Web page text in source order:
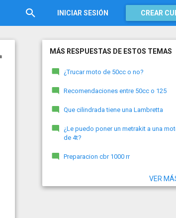
INICIAR SESIÓN CREAR
MÁS RESPUESTAS DE ESTOS TEMAS
¿Trucar moto de 50cc o no?
Recomendaciones entre 50cc o 125
Que cilindrada tiene una Lambretta
¿Le puedo poner un metrakit a una
de 4t?
Preparacion cbr 1000 rr
VER